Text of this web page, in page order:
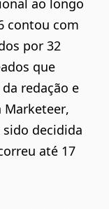
contou com
por 32
que
redação e
Marketeer,
sido decidida
até 17